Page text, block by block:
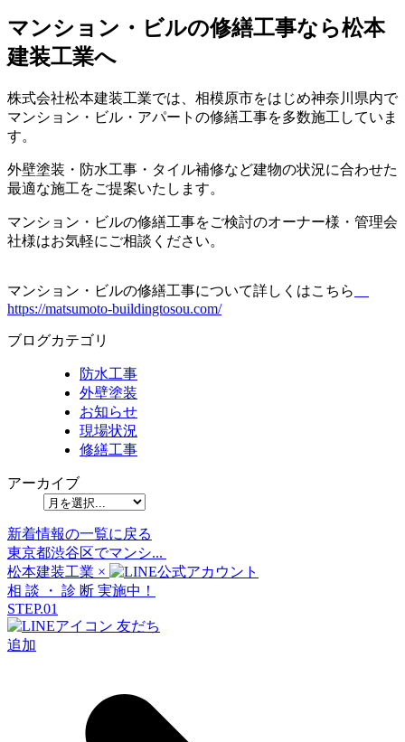
マンション・ビルの修繕工事なら松本
建装工業へ
株式会社松本建装工業では、相模原市をはじめ神奈川県内で
マンション・ビル・アパートの修繕工事を多数施工していま
す。
外壁塗装・防水工事・タイル補修など建物の状況に合わせた
最適な施工をご提案いたします。
マンション・ビルの修繕工事をご検討のオーナー様・管理会
社様はお気軽にご相談ください。
マンション・ビルの修繕工事について詳しくはこちら
https://matsumoto-buildingtosou.com/
ブログカテゴリ
防水工事
外壁塗装
お知らせ
現場状況
修繕工事
アーカイブ
新着情報の一覧に戻る
東京都渋谷区でマンシ...
松本建装工業 ×
相 談 ・ 診 断 実施中！
STEP.01
友だち
追加